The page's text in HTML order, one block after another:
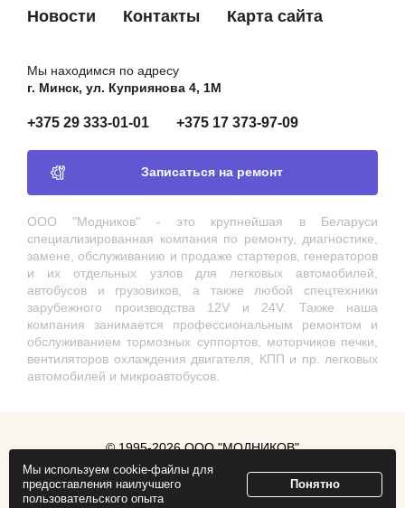
Новости Контакты Карта сайта
Мы находимся по адресу
г. Минск, ул. Куприянова 4, 1М
+375 29 333-01-01 +375 17 373-97-09
Записаться на ремонт
ООО "Модников" - это крупнейшая в Беларуси
специализированная компания по ремонту, диагностике,
замене, обслуживанию и продаже стартеров, генераторов
и их отдельных узлов для легковых автомобилей,
автобусов и грузовиков, а также любой спецтехники
зарубежного производства 12V и 24V. Также наша
компания занимается профессиональным ремонтом и
обслуживанием тормозных суппортов, моторчиков печки,
вентиляторов охлаждения двигателя, КПП и пр. легковых
автомобилей и микроавтобусов.
© 1995-2026 ООО "МОДНИКОВ"
Продвижение сайта ZmitroC.by
Мы используем cookie-файлы для
предоставления наилучшего
пользовательского опыта
Понятно